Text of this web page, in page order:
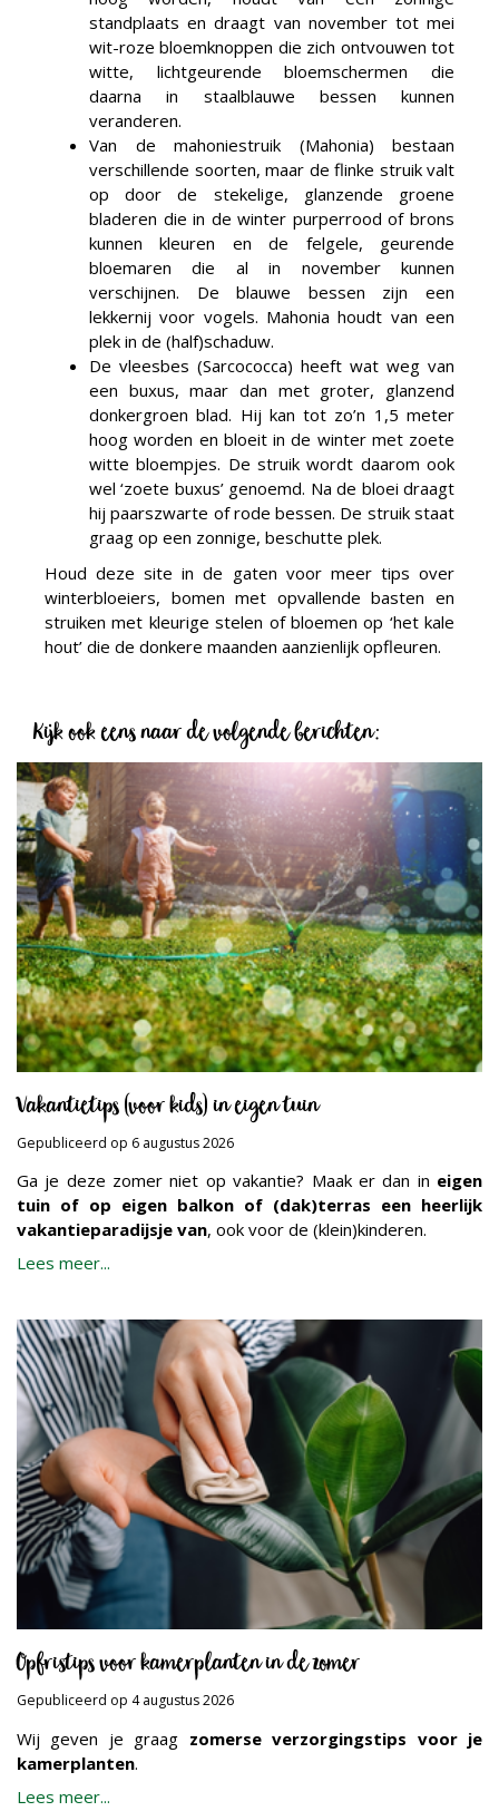
standplaats en draagt van november tot mei
wit-roze bloemknoppen die zich ontvouwen tot
witte, lichtgeurende bloemschermen die
daarna in staalblauwe bessen kunnen
veranderen.
Van de mahoniestruik (Mahonia) bestaan
verschillende soorten, maar de flinke struik valt
op door de stekelige, glanzende groene
bladeren die in de winter purperrood of brons
kunnen kleuren en de felgele, geurende
bloemaren die al in november kunnen
verschijnen. De blauwe bessen zijn een
lekkernij voor vogels. Mahonia houdt van een
plek in de (half)schaduw.
De vleesbes (Sarcococca) heeft wat weg van
een buxus, maar dan met groter, glanzend
donkergroen blad. Hij kan tot zo’n 1,5 meter
hoog worden en bloeit in de winter met zoete
witte bloempjes. De struik wordt daarom ook
wel ‘zoete buxus’ genoemd. Na de bloei draagt
hij paarszwarte of rode bessen. De struik staat
graag op een zonnige, beschutte plek.
Houd deze site in de gaten voor meer tips over
winterbloeiers, bomen met opvallende basten en
struiken met kleurige stelen of bloemen op ‘het kale
hout’ die de donkere maanden aanzienlijk opfleuren.
Kijk ook eens naar de volgende berichten:
Vakantietips (voor kids) in eigen tuin
Gepubliceerd op 6 augustus 2026
Ga je deze zomer niet op vakantie? Maak er dan in eigen
tuin of op eigen balkon of (dak)terras een heerlijk
vakantieparadijsje van, ook voor de (klein)kinderen.
Lees meer...
Opfristips voor kamerplanten in de zomer
Gepubliceerd op 4 augustus 2026
Wij geven je graag zomerse verzorgingstips voor je
kamerplanten.
Lees meer...